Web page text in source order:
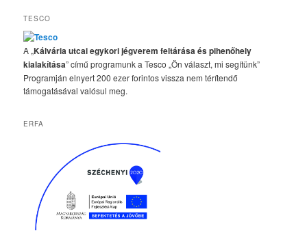
TESCO
A „Kálvária utcai egykori jégverem feltárása és pihenőhely
kialakítása” című programunk a Tesco „Ön választ, mi segítünk”
Programján elnyert 200 ezer forintos vissza nem térítendő
támogatásával valósul meg.
ERFA